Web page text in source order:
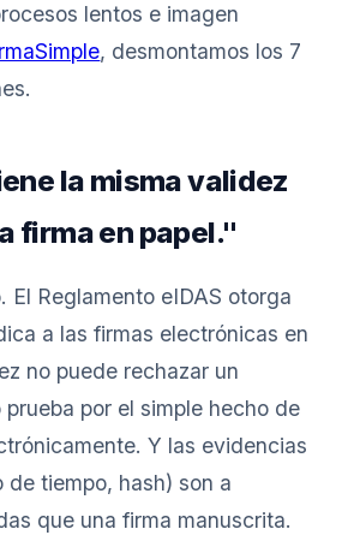
lentos e imagen
, desmontamos los 7
la misma validez
firma en papel."
El Reglamento eIDAS otorga
a las firmas electrónicas en
no puede rechazar un
por el simple hecho de
Y las evidencias
de tiempo, hash) son a
que una firma manuscrita.